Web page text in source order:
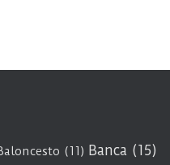
(11) Banca (15)